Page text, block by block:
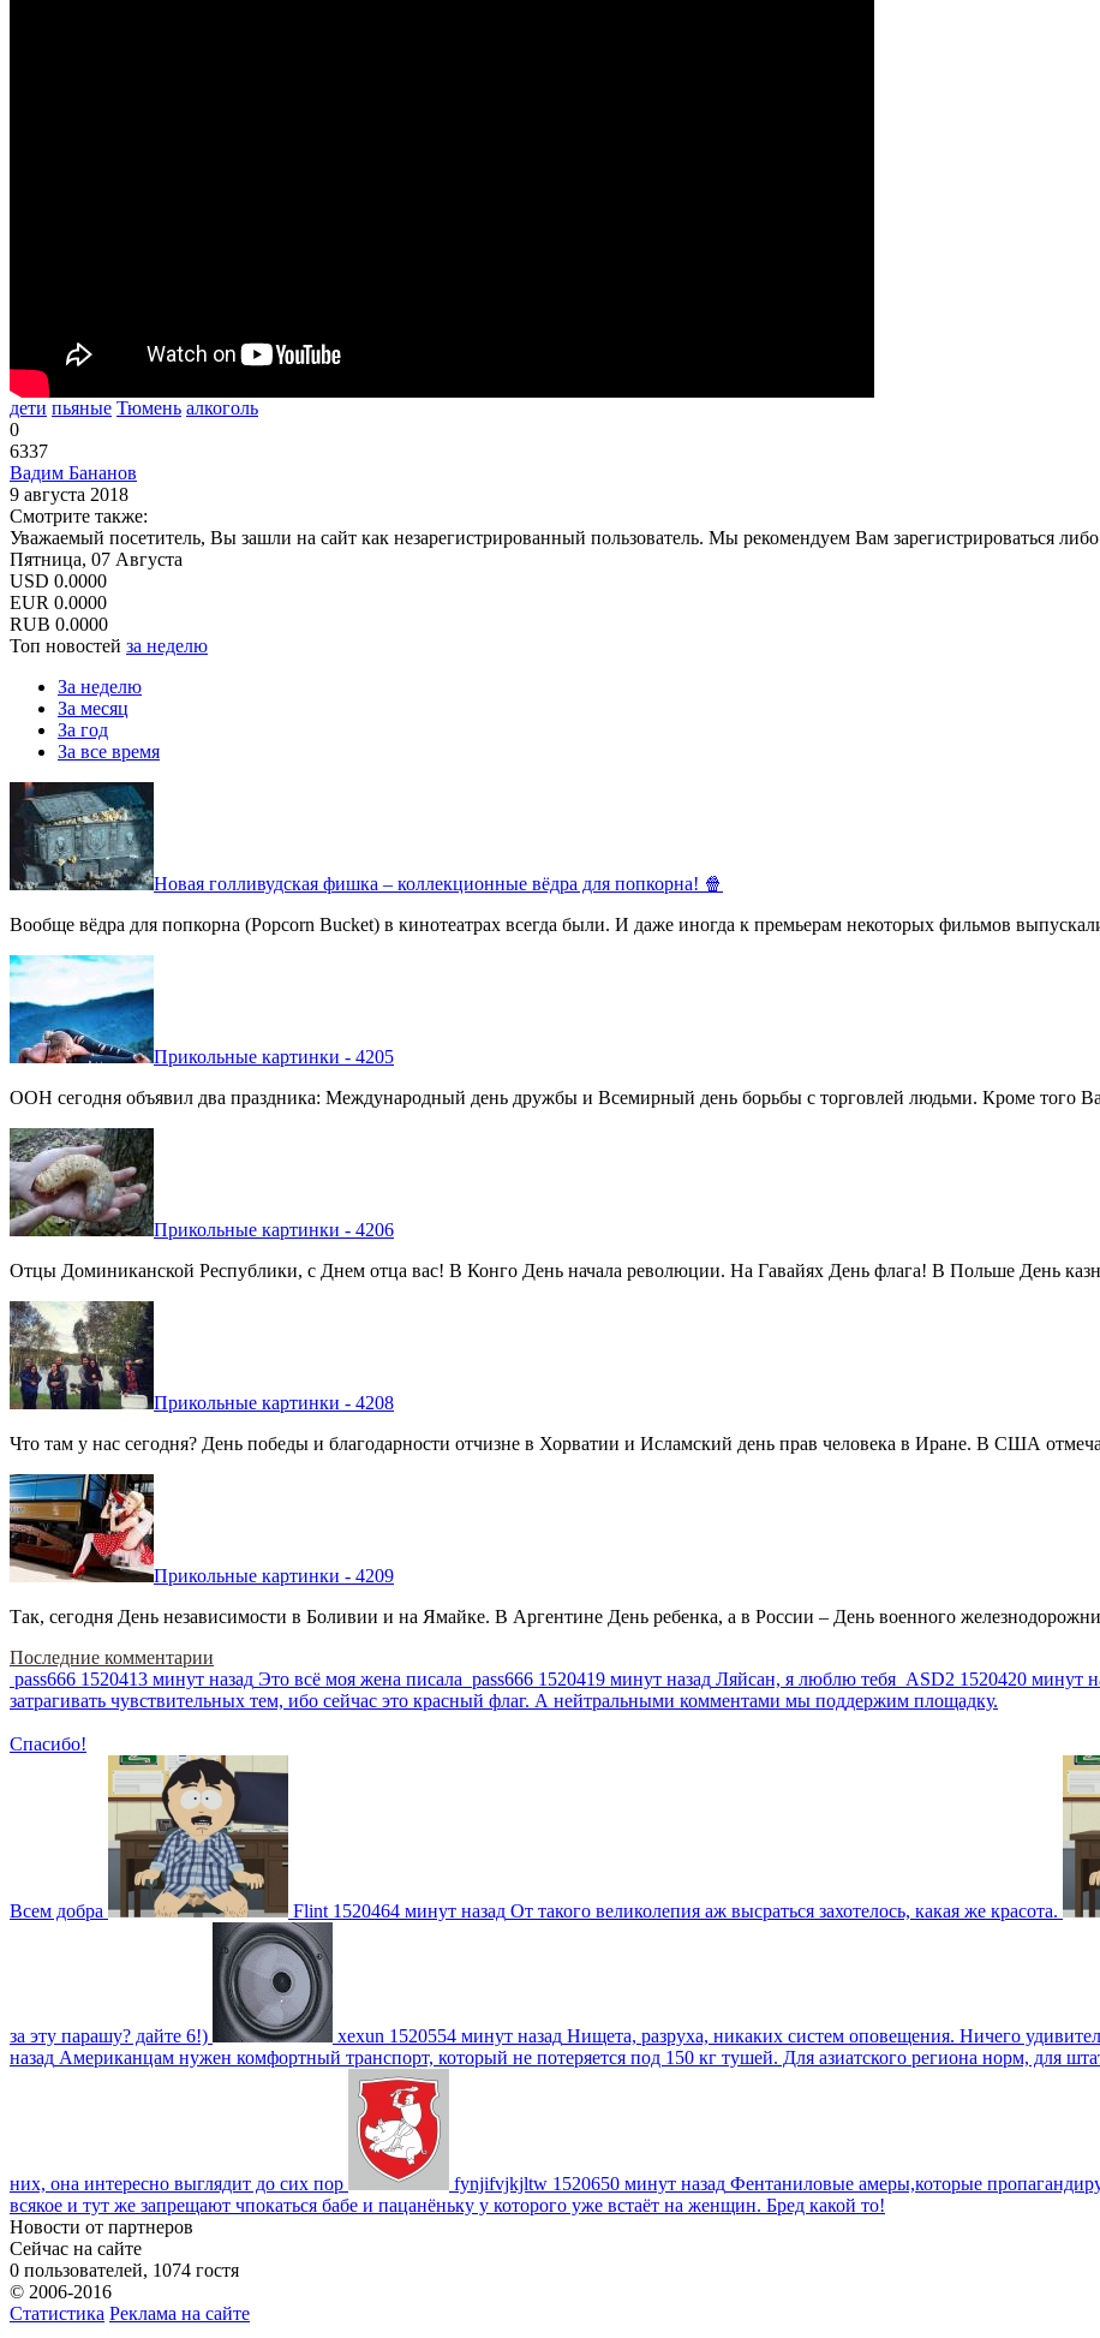
дети пьяные Тюмень алкоголь
0
6337
Вадим Бананов
9 августа 2018
Смотрите также:
Уважаемый посетитель, Вы зашли на сайт как незарегистрированный пользователь. Мы рекомендуем Вам зарегистрироваться
Пятница, 07 Августа
USD 0.0000
EUR 0.0000
RUB 0.0000
Топ новостей за неделю
За неделю
За месяц
За год
За все время
Новая голливудская фишка – коллекционные вёдра для попкорна! 🍿
Вообще вёдра для попкорна (Popcorn Bucket) в кинотеатрах всегда были. И даже иногда к премьерам некоторых фильмов
Прикольные картинки - 4205
ООН сегодня объявил два праздника: Международный день дружбы и Всемирный день борьбы с торговлей людьми. Кроме того
Прикольные картинки - 4206
Отцы Доминиканской Республики, с Днем отца вас! В Конго День начала революции. На Гавайях День флага! В Польше День
Прикольные картинки - 4208
Что там у нас сегодня? День победы и благодарности отчизне в Хорватии и Исламский день прав человека в Иране. В США
Прикольные картинки - 4209
Так, сегодня День независимости в Боливии и на Ямайке. В Аргентине День ребенка, а в России – День военного
Последние комментарии
pass666 1520413 минут назад Это всё моя жена писала pass666 1520419 минут назад Ляйсан, я люблю тебя ASD2 1520420 минут
затрагивать чувствительных тем, ибо сейчас это красный флаг. А нейтральными комментами мы поддержим площадку.
Спасибо!
Всем добра Flint 1520464 минут назад От такого великолепия аж высраться захотелось, какая же красота.
за эту парашу? дайте 6!) xexun 1520554 минут назад Нищета, разруха, никаких систем оповещения. Ничего
назад Американцам нужен комфортный транспорт, который не потеряется под 150 кг тушей. Для азиатского региона норм, для
них, она интересно выглядит до сих пор fynjifvjkjltw 1520650 минут назад Фентаниловые амеры,которые
всякое и тут же запрещают чпокаться бабе и пацанёньку у которого уже встаёт на женщин. Бред какой то!
Новости от партнеров
Сейчас на сайте
0 пользователей, 1074 гостя
© 2006-2016
Статистика Реклама на сайте